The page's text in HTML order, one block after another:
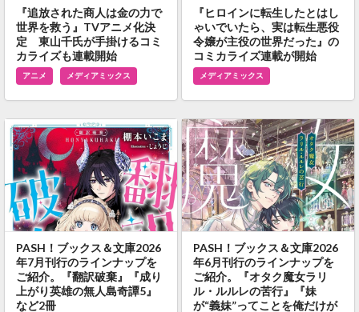
『追放された商人は金の力で
世界を救う』TVアニメ化決
定 東山千氏が手掛けるコミ
カライズも連載開始
アニメ メディアミックス
『ヒロインに転生したとはし
ゃいでいたら、実は転生悪役
令嬢が主役の世界だった』の
コミカライズ連載が開始
メディアミックス
PASH！ブックス＆文庫2026
年7月刊行のラインナップを
ご紹介。『翻訳破棄』『成り
上がり英雄の無人島奇譚5』
など2冊
PASH！ブックス＆文庫2026
年6月刊行のラインナップを
ご紹介。『オタク魔女ラリ
ル・ルルレの苦行』『妹
が“義妹”ってことを俺だけが